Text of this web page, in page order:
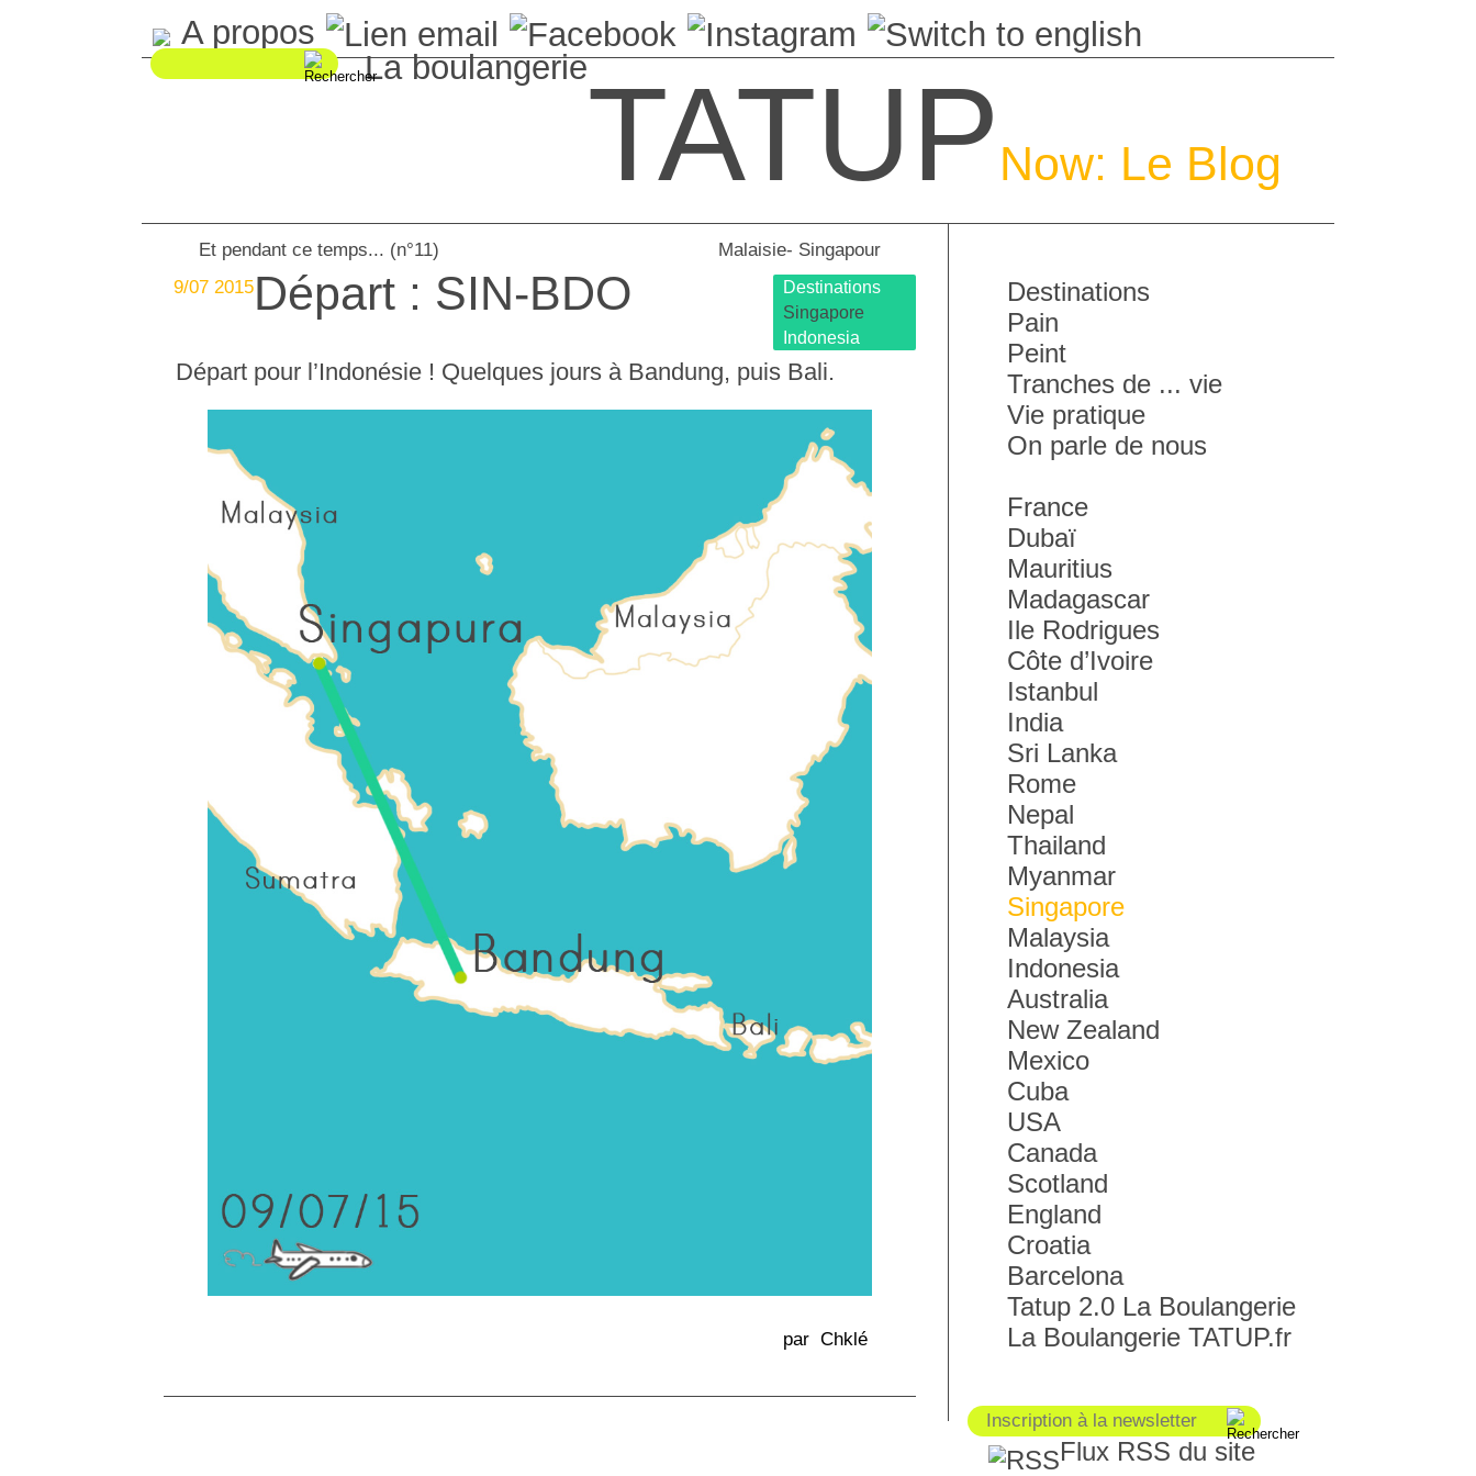
A propos
La boulangerieTATUPNow: Le Blog
Destinations
Pain
Peint
Tranches de ... vie
Vie pratique
On parle de nous
France
Dubaï
Mauritius
Madagascar
Ile Rodrigues
Côte d’Ivoire
Istanbul
India
Sri Lanka
Rome
Nepal
Thailand
Myanmar
Singapore
Malaysia
Indonesia
Australia
New Zealand
Mexico
Cuba
USA
Canada
Scotland
England
Croatia
Barcelona
Tatup 2.0 La Boulangerie
La Boulangerie TATUP.fr
Et pendant ce temps... (n°11) Malaisie- Singapour
Destinations
Singapore
Indonesia
9/07 2015Départ : SIN-BDO
Départ pour l’Indonésie ! Quelques jours à Bandung, puis Bali.
par Chklé
Flux RSS du site